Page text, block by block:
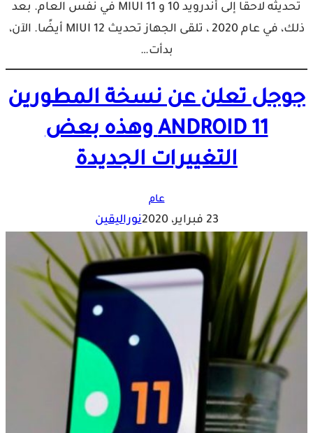
تحديثه لاحقًا إلى أندرويد 10 و MIUI 11 في نفس العام. بعد
ذلك، في عام 2020 ، تلقى الجهاز تحديث MIUI 12 أيضًا. الآن،
بدأت…
جوجل تعلن عن نسخة المطورين
ANDROID 11 وهذه بعض
التغييرات الجديدة
عام
23 فبراير، 2020 نوراليقين